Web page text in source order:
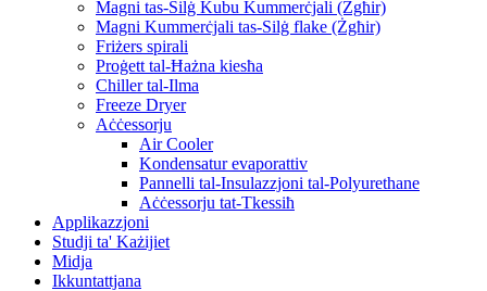
Magni tas-Silġ Kubu Kummerċjali (Żgħir)
Magni Kummerċjali tas-Silġ flake (Żgħir)
Friżers spirali
Proġett tal-Ħażna kiesħa
Chiller tal-Ilma
Freeze Dryer
Aċċessorju
Air Cooler
Kondensatur evaporattiv
Pannelli tal-Insulazzjoni tal-Polyurethane
Aċċessorju tat-Tkessiħ
Applikazzjoni
Studji ta' Każijiet
Midja
Ikkuntattjana